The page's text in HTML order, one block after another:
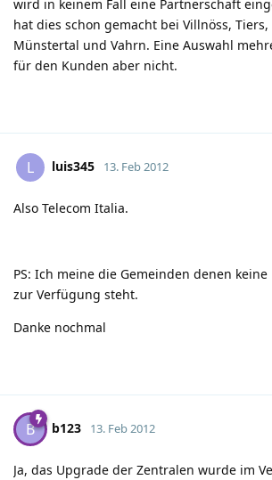
wird in keinem Fall eine Partnerschaft
hat dies schon gemacht bei Villnöss, Tiers,
Münstertal und Vahrn. Eine Auswahl
für den Kunden aber nicht.
L luis345 13. Feb 2012
Also Telecom Italia.
PS: Ich meine die Gemeinden denen keine
zur Verfügung steht.
Danke nochmal
B b123 13. Feb 2012
Ja, das Upgrade der Zentralen wurde im